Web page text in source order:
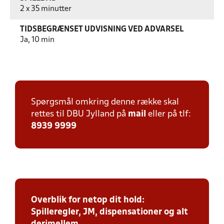
2 x 35 minutter
TIDSBEGRÆNSET UDVISNING VED ADVARSEL
Ja, 10 min
Spørgsmål omkring denne række skal
rettes til DBU Jylland på mail eller på tlf:
8939 9999
Overblik for netop dit hold:
Spilleregler, JM, dispensationer og alt